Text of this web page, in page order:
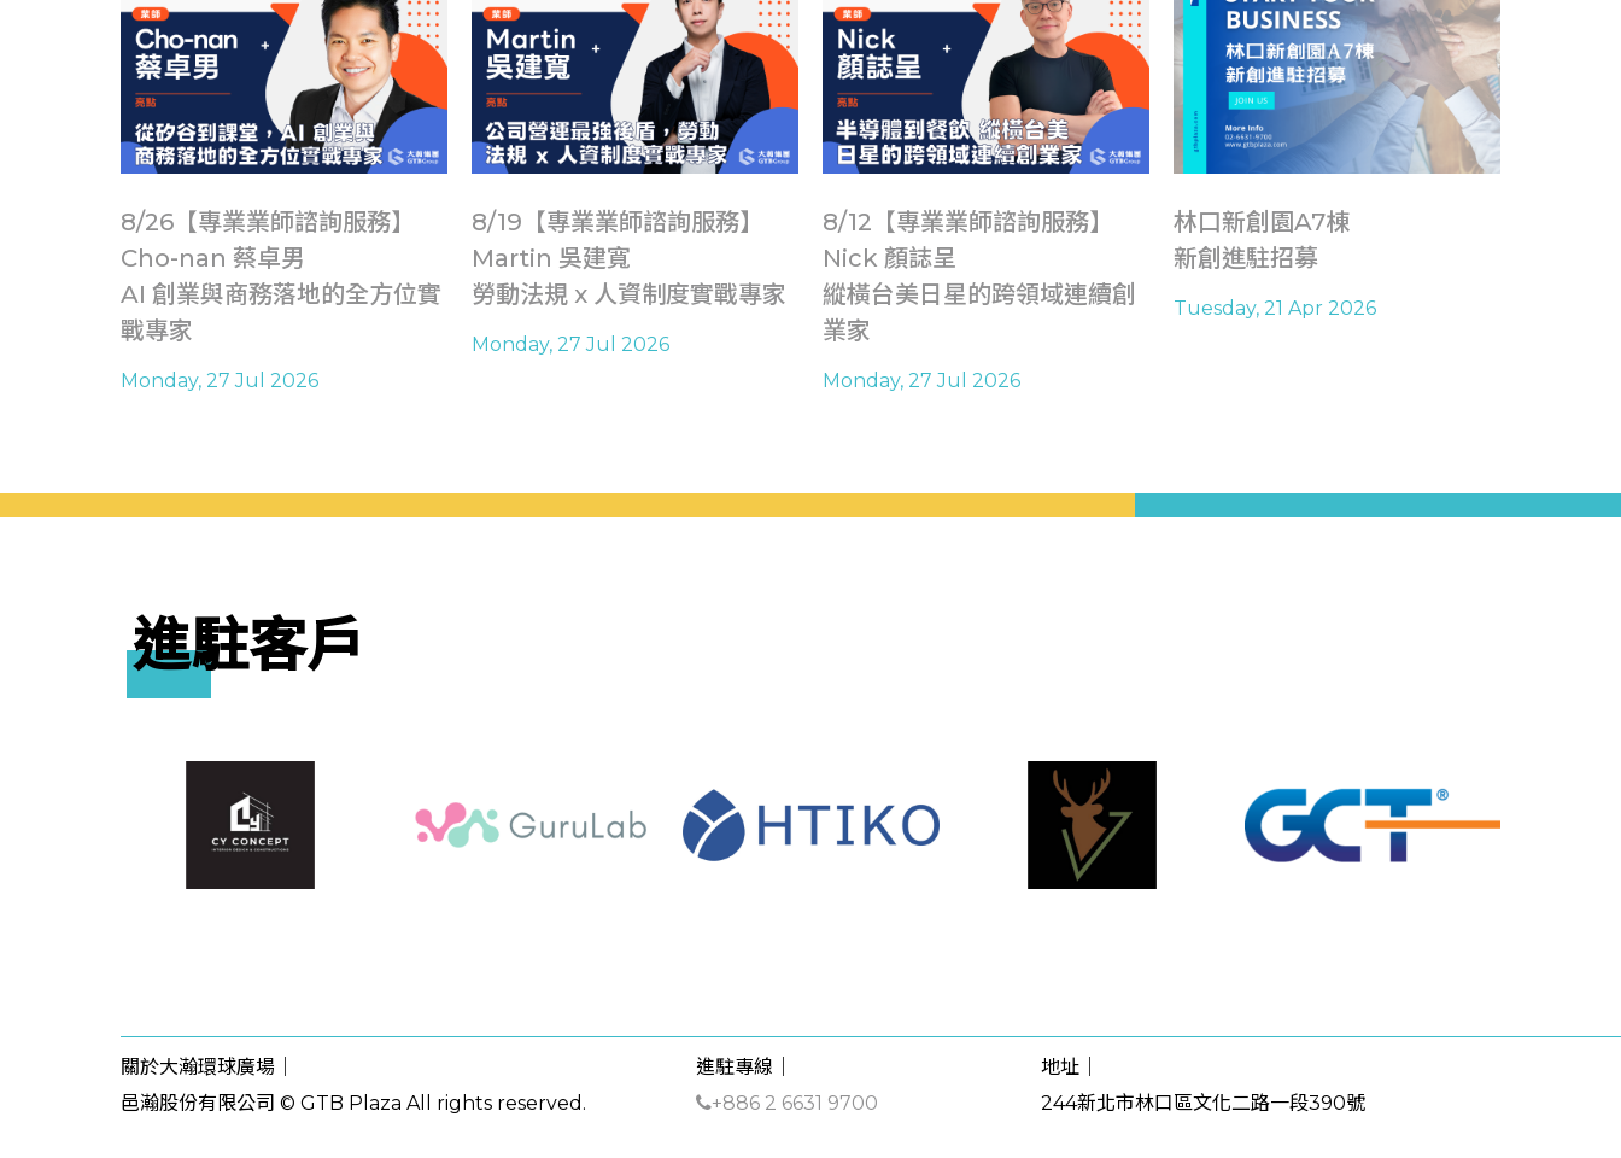
8/26【專業業師諮詢服務】
Cho-nan 蔡卓男
AI 創業與商務落地的全方位實
戰專家
Monday, 27 Jul 2026
8/19【專業業師諮詢服務】
Martin 吳建寬
勞動法規 x 人資制度實戰專家
Monday, 27 Jul 2026
8/12【專業業師諮詢服務】
Nick 顏誌呈
縱橫台美日星的跨領域連續創
業家
Monday, 27 Jul 2026
林口新創園A7棟
新創進駐招募
Tuesday, 21 Apr 2026
進駐客戶
關於大瀚環球廣場｜
邑瀚股份有限公司 © GTB Plaza All rights reserved.
進駐專線｜
+886 2 6631 9700
地址｜
244新北市林口區文化二路一段390號